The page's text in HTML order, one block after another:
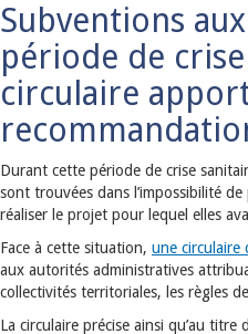
Subventions
période de
circulaire
Durant cette période de crise
sont trouvées dans l’impossibilité
réaliser le projet pour lequel elles
Face à cette situation, une circulaire
aux autorités administratives
collectivités territoriales, les règles
La circulaire précise ainsi qu’au titre